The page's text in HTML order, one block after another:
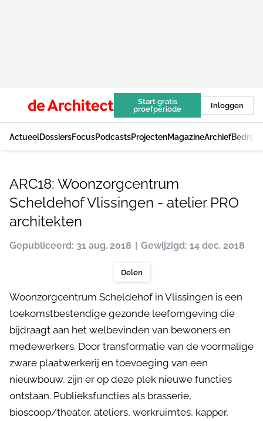
Start gratis
proefperiode
Inloggen
ActueelDossiersFocusPodcastsProjectenMagazineArchief
ARC18: Woonzorgcentrum
Scheldehof Vlissingen - atelier PRO
architekten
Gepubliceerd: 31 aug. 2018 Gewijzigd: 14 dec. 2018
Delen
Woonzorgcentrum Scheldehof in Vlissingen is een
toekomstbestendige gezonde leefomgeving die
bijdraagt aan het welbevinden van bewoners en
medewerkers. Door transformatie van de voormalige
zware plaatwerkerij en toevoeging van een
nieuwbouw, zijn er op deze plek nieuwe functies
ontstaan. Publieksfuncties als brasserie,
bioscoop/theater, ateliers, werkruimtes, kapper,